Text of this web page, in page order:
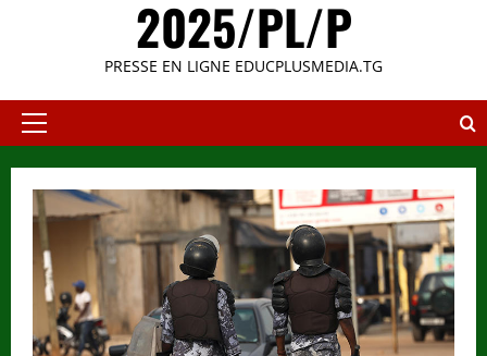
2025/PL/P
PRESSE EN LIGNE EDUCPLUSMEDIA.TG
Primary